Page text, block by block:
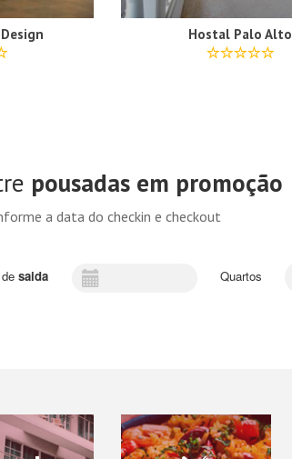
Hostal Palo Alto
pousadas em promoção
a data do checkin e checkout
saida Quartos